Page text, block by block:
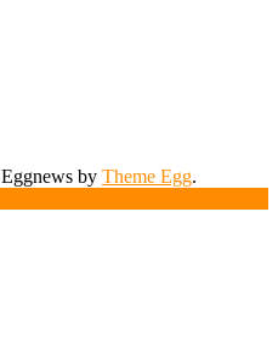
Eggnews by Theme Egg.